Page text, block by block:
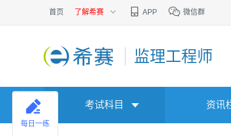
首页 了解希赛 APP 微信群
监理工程师
考试科目 资讯
每日一练